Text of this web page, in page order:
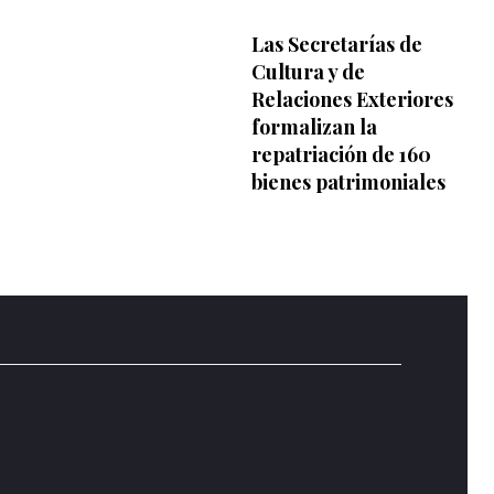
Las Secretarías de
Cultura y de
Relaciones Exteriores
formalizan la
repatriación de 160
bienes patrimoniales